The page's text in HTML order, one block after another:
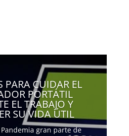
PARA CUIDAR EL
PORTÁTIL
EL TRABAJO Y
SU VIDA ÚTIL
gran parte de